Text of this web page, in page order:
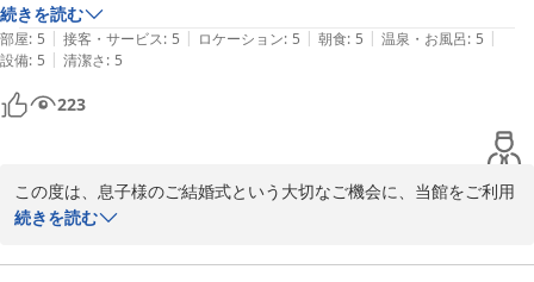
ホテルたいよう農園 松山古三津
続きを読む
部屋: 5 | 接客・サービス: 5 | ロケーション: 5 | 朝食: 5 | 温泉・お風呂: 5 |
設備: 5 | 清潔さ: 5
223
この度は、息子様のご結婚式という大切なご機会に、当館をご利用
いただき誠にありがとうございます。
ベッドで休めて良かった」とのお言葉を頂戴し、大変嬉しく拝読い
続きを読む